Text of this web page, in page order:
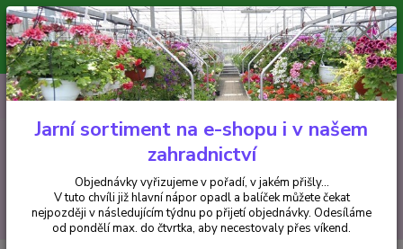
Minimální hodnota pro odeslání z e-shopu je 300 Kč.
V tuto chvíli již hlavní nápor objednávek opadl a balíček můžete čekat
nejpozději v následujícím týdnu po přijetí objednávky. Objednávky
vyřizujeme v pořadí, v jakém přišly...
CZK
Hledat
+420 602 223 614 0ks
za0 Kč
Jarní sortiment na e-shopu i v našem
zahradnictví
Objednávky vyřizujeme v pořadí, v jakém přišly...
V tuto chvíli již hlavní nápor opadl a balíček můžete čekat
nejpozději v následujícím týdnu po přijetí objednávky. Odesíláme
od pondělí max. do čtvrtka, aby necestovaly přes víkend.